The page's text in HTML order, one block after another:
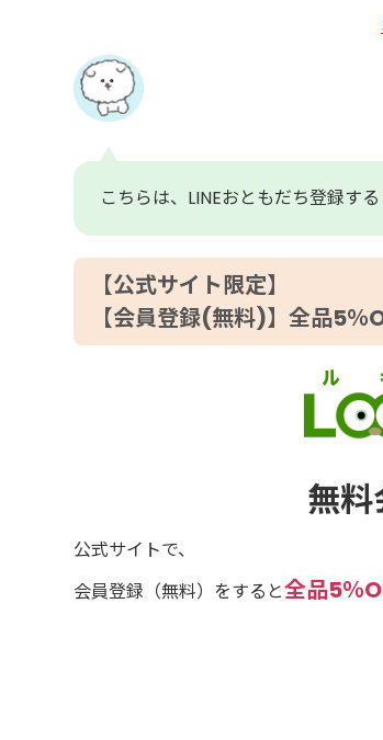
こちらは、LINEおともだち登録す
【公式サイト限定】
【会員登録(無料)】全品5％
無料
公式サイトで、
会員登録（無料）をすると全品5％